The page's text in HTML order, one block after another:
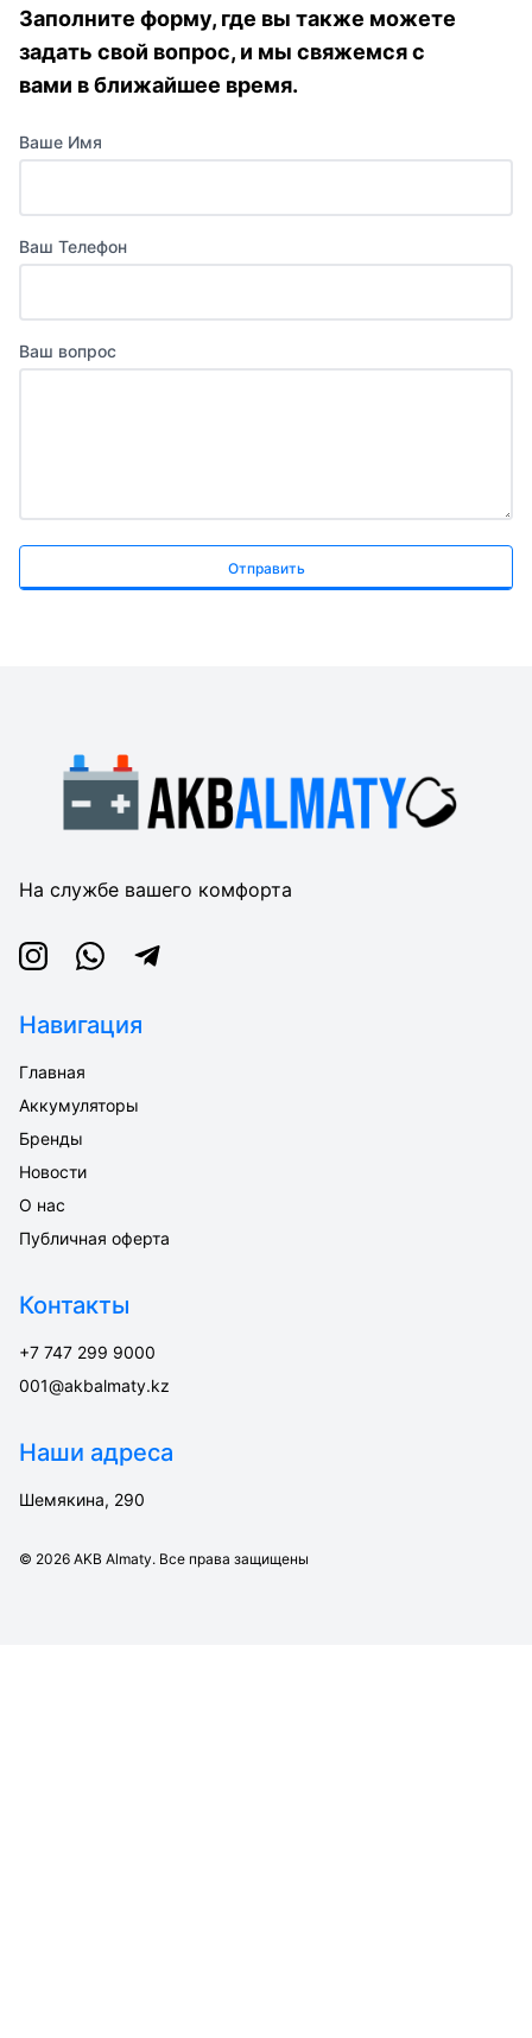
Заполните форму, где вы также можете
задать свой вопрос, и мы свяжемся с
вами в ближайшее время.
Ваше Имя
Ваш Телефон
Ваш вопрос
Отправить
На службе вашего комфорта
InstagramWhatsappTelegram
Навигация
Главная
Аккумуляторы
Бренды
Новости
О нас
Публичная оферта
Контакты
+7 747 299 9000
001@akbalmaty.kz
Наши адреса
Шемякина, 290
© 2026 AKB Almaty. Все права защищены